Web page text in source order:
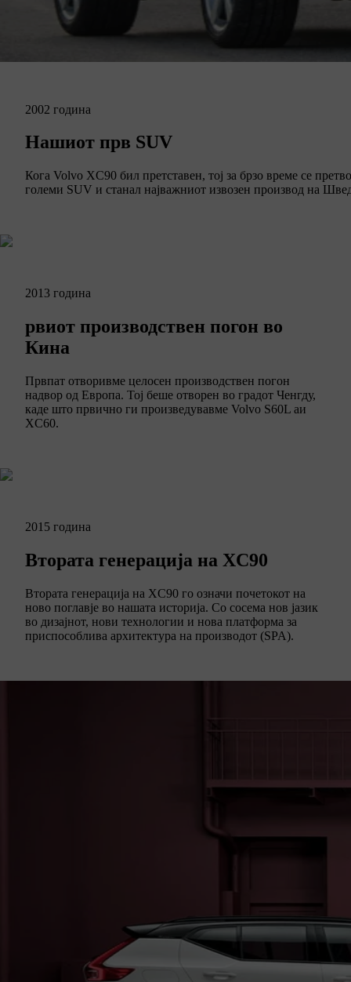
2002 година
Нашиот прв SUV
Кога Volvo XC90 бил претставен, тој за брзо време се
големи SUV и станал најважниот извозен производ на
2013 година
рвиот производствен погон во
Кина
Првпат отворивме целосен производствен погон
надвор од Европа. Тој беше отворен во градот Ченгду,
каде што првично ги произведувавме Volvo S60L aи
XC60.
2015 година
Втората генерација на XC90
Втората генерација на XC90 го означи почетокот на
ново поглавје во нашата историја. Со сосема нов јазик
во дизајнот, нови технологии и нова платформа за
приспособлива архитектура на производот (SPA).